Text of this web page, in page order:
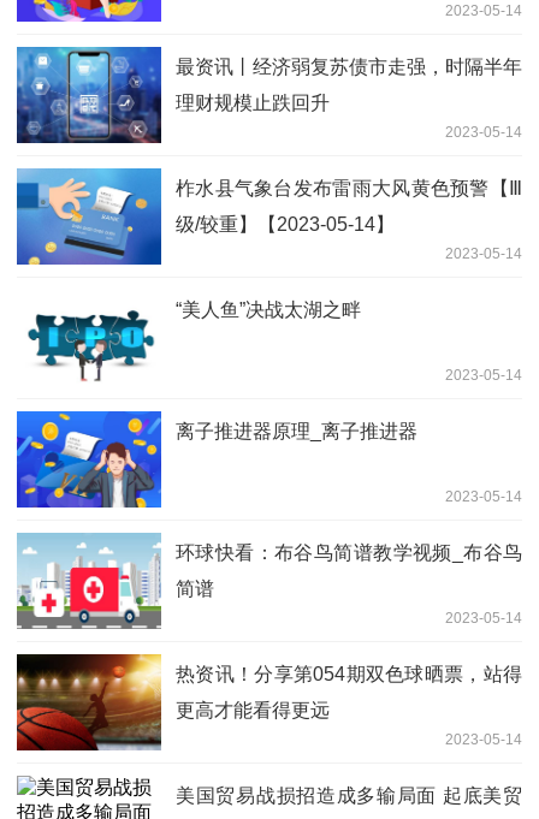
2023-05-14
最资讯丨经济弱复苏债市走强，时隔半年
理财规模止跌回升
2023-05-14
柞水县气象台发布雷雨大风黄色预警【Ⅲ
级/较重】【2023-05-14】
2023-05-14
“美人鱼”决战太湖之畔
2023-05-14
离子推进器原理_离子推进器
2023-05-14
环球快看：布谷鸟简谱教学视频_布谷鸟
简谱
2023-05-14
热资讯！分享第054期双色球晒票，站得
更高才能看得更远
2023-05-14
美国贸易战损招造成多输局面 起底美贸